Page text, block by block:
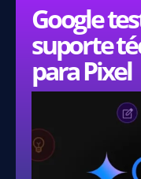
Google
suporte
para Pixel